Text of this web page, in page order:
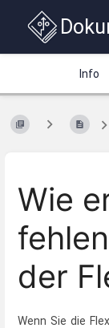
Info
Wie
der
Wenn Sie die